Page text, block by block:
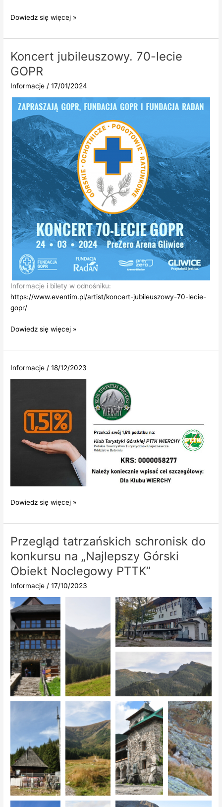
Dowiedz się więcej »
Koncert jubileuszowy. 70-lecie
GOPR
Informacje /17/01/2024
Informacje i bilety w odnośniku:
https://www.eventim.pl/artist/koncert-jubileuszowy-70-lecie-
gopr/
Koncert
70-
GOPR
Dowiedz się więcej »
Informacje /18/12/2023
Dowiedz się więcej »
Przegląd tatrzańskich schronisk do
konkursu na „Najlepszy Górski
Obiekt Noclegowy PTTK”
Informacje /17/10/2023